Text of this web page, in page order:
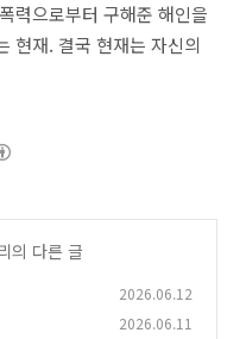
력으로부터 구해준 해인을
현재. 결국 현재는 자신의
의 다른 글
2026.06.12
2026.06.11